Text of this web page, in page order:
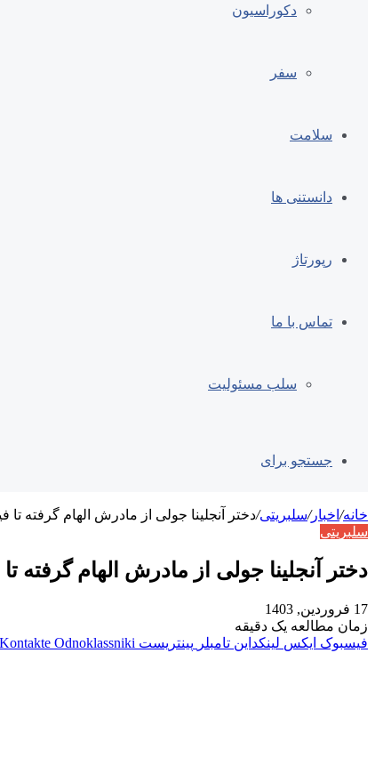
دکوراسیون
سفر
سلامت
دانستنی ها
رپورتاژ
تماس با ما
سلب مسئولیت
جستجو برای
خانه/ اخبار/سلبریتی/دختر آنجلینا جولی از مادرش الهام گرفته تا
سلبریتی
دختر آنجلینا جولی از مادرش الهام گرفته تا
17 فروردین, 1403
زمان مطالعه یک دقیقه
فیسبوک ایکس لینکداین تامبلر پینتریست Odnoklassniki